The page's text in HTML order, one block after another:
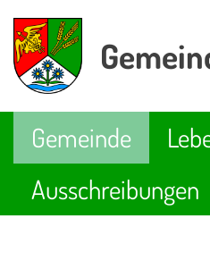
Gemeinde
Ausschreibungen